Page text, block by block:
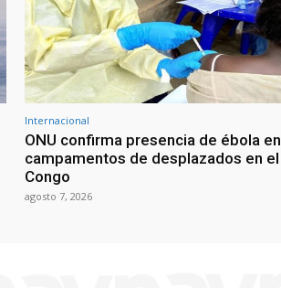
Internacional
ONU confirma presencia de ébola en
campamentos de desplazados en el
Congo
agosto 7, 2026